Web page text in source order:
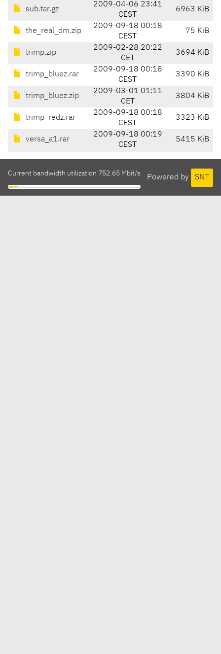
sub.tar.gz
2009-04-06 23:41
CEST
6963 KiB
the_real_dm.zip
2009-09-18 00:18
CEST
75 KiB
trimp.zip
2009-02-28 20:22
CET
3694 KiB
trimp_bluez.rar
2009-09-18 00:18
CEST
3390 KiB
trimp_bluez.zip
2009-03-01 01:11
CET
3804 KiB
trimp_redz.rar
2009-09-18 00:18
CEST
3323 KiB
versa_a1.rar
2009-09-18 00:19
CEST
5415 KiB
Powered by SNT
Current bandwidth utilization 752.65 Mbit/s